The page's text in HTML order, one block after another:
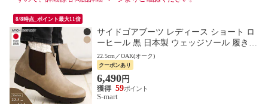
8/8時点_ポイント最大11倍
サイドゴアブーツ レディース ショート ロ
ーヒール 黒 日本製 ウェッジソール 履きや
すい シンプル フラット ブラック ブラウン
63552
22.5cm／OAK(オーク)
クーポンあり
6,490円
59
S-mart